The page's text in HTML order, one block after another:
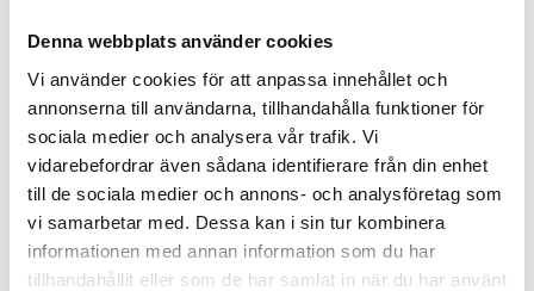
Denna webbplats använder cookies
Vi använder cookies för att anpassa innehållet och
annonserna till användarna, tillhandahålla funktioner för
sociala medier och analysera vår trafik. Vi
vidarebefordrar även sådana identifierare från din enhet
till de sociala medier och annons- och analysföretag som
vi samarbetar med. Dessa kan i sin tur kombinera
informationen med annan information som du har
tillhandahållit eller som de har samlat in när du har använt
4 juni 2026
Polisregionen erkänner fel: ”Kommer
att rättas till”